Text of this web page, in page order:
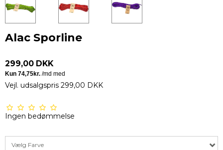
Alac Sporline
299,00 DKK
Vejl. udsalgspris 299,00 DKK
Ingen bedømmelse
Vælg Farve